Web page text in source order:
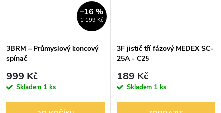
1 199 Kč
–16 %
3BRM – Průmyslový koncový
spínač
999 Kč
Skladem 1 ks
3F jistič tří fázový MEDEX SC-
25A - C25
189 Kč
Skladem 1 ks